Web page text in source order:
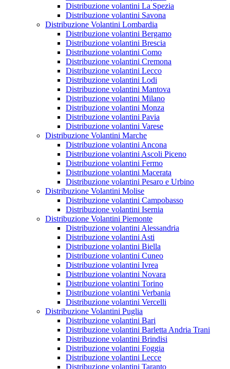
Distribuzione volantini La Spezia
Distribuzione volantini Savona
Distribuzione Volantini Lombardia
Distribuzione volantini Bergamo
Distribuzione volantini Brescia
Distribuzione volantini Como
Distribuzione volantini Cremona
Distribuzione volantini Lecco
Distribuzione volantini Lodi
Distribuzione volantini Mantova
Distribuzione volantini Milano
Distribuzione volantini Monza
Distribuzione volantini Pavia
Distribuzione volantini Varese
Distribuzione Volantini Marche
Distribuzione volantini Ancona
Distribuzione volantini Ascoli Piceno
Distribuzione volantini Fermo
Distribuzione volantini Macerata
Distribuzione volantini Pesaro e Urbino
Distribuzione Volantini Molise
Distribuzione volantini Campobasso
Distribuzione volantini Isernia
Distribuzione Volantini Piemonte
Distribuzione volantini Alessandria
Distribuzione volantini Asti
Distribuzione volantini Biella
Distribuzione volantini Cuneo
Distribuzione volantini Ivrea
Distribuzione volantini Novara
Distribuzione volantini Torino
Distribuzione volantini Verbania
Distribuzione volantini Vercelli
Distribuzione Volantini Puglia
Distribuzione volantini Bari
Distribuzione volantini Barletta Andria Trani
Distribuzione volantini Brindisi
Distribuzione volantini Foggia
Distribuzione volantini Lecce
Distribuzione volantini Taranto